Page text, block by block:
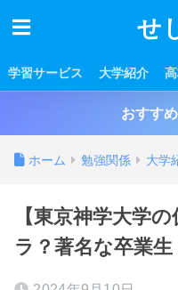
せ
学習サービス 大学紹介
おすす
ホーム 勉強関係 大学
【東京神学大学
ラ？著名な卒業